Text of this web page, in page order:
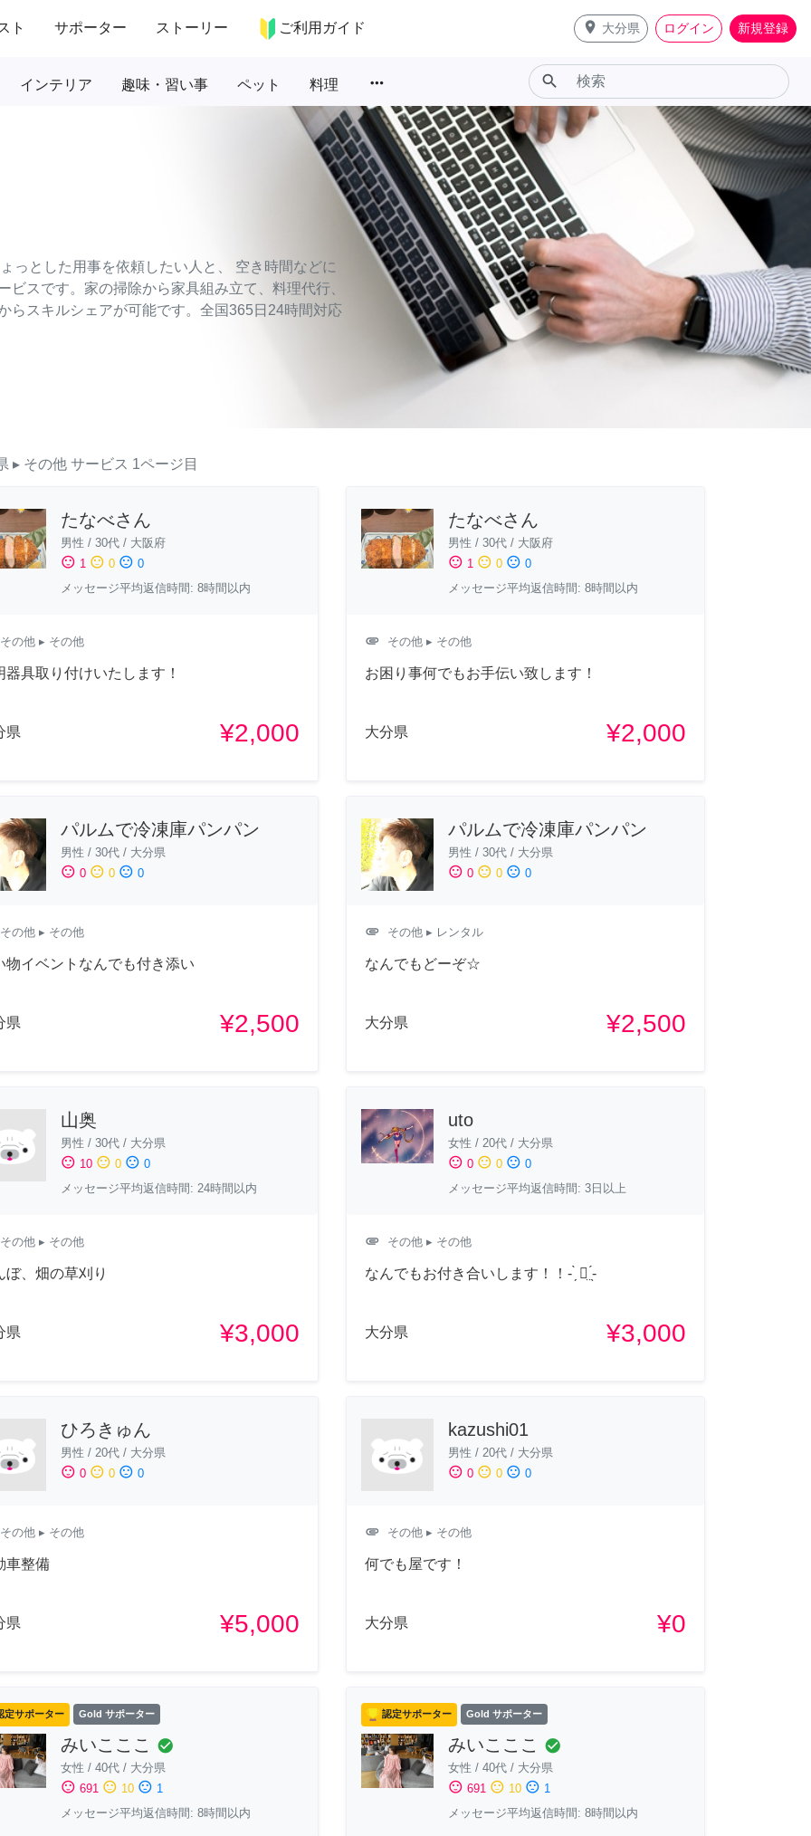
ト サポーター ストーリー ご利用ガイド place 大分県 ログイン 新規登録
インテリア 趣味・習い事 ペット 料理 more_horiz search
っとした用事を依頼したい人と、 空き時間などに
スです。家の掃除から家具組み立て、料理代行、
らスキルシェアが可能です。全国365日24時間対応
▸ その他 サービス 1ページ目
たなべさん
男性 / 30代 / 大阪府
sentiment_satisfied 1 sentiment_neutral 0 sentiment_dissatisfied 0
メッセージ平均返信時間: 8時間以内
その他 ▸ その他
器具取り付けいたします！
県 ¥2,000
たなべさん
男性 / 30代/ 大阪府
sentiment_satisfied 1 sentiment_neutral 0 sentiment_dissatisfied 0
メッセージ平均返信時間: 8時間以内
attachment その他▸ その他
お困り事何でもお手伝い致します！
大分県 ¥2,000
パルムで冷凍庫パンパン
男性 / 30代 / 大分県
sentiment_satisfied 0 sentiment_neutral 0 sentiment_dissatisfied 0
その他 ▸ その他
物イベントなんでも付き添い
県 ¥2,500
パルムで冷凍庫パンパン
男性 / 30代/ 大分県
sentiment_satisfied 0 sentiment_neutral 0 sentiment_dissatisfied 0
attachment その他▸ レンタル
なんでもどーぞ☆
大分県 ¥2,500
山奥
男性 / 30代 / 大分県
sentiment_satisfied 10 sentiment_neutral 0 sentiment_dissatisfied 0
メッセージ平均返信時間: 24時間以内
その他 ▸ その他
ぼ、畑の草刈り
県 ¥3,000
uto
女性 / 20代/ 大分県
sentiment_satisfied 0 sentiment_neutral 0 sentiment_dissatisfied 0
メッセージ平均返信時間: 3日以上
attachment その他▸ その他
なんでもお付き合いします！！‪- ̗̀ ꪔ̤ ̖́-‬
大分県 ¥3,000
ひろきゅん
男性 / 20代 / 大分県
sentiment_satisfied 0 sentiment_neutral 0 sentiment_dissatisfied 0
その他 ▸ その他
車整備
県 ¥5,000
kazushi01
男性 / 20代/ 大分県
sentiment_satisfied 0 sentiment_neutral 0 sentiment_dissatisfied 0
attachment その他▸ その他
何でも屋です！
大分県 ¥0
定サポーター Gold サポーター
みいこここ check_circle
女性 / 40代 / 大分県
sentiment_satisfied 691 sentiment_neutral 10 sentiment_dissatisfied 1
メッセージ平均返信時間: 8時間以内
認定サポーター Gold サポーター
みいこここ check_circle
女性 / 40代/ 大分県
sentiment_satisfied 691 sentiment_neutral 10 sentiment_dissatisfied 1
メッセージ平均返信時間: 8時間以内